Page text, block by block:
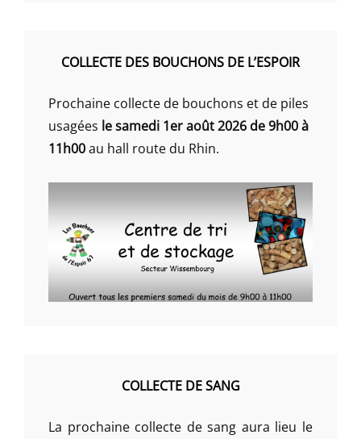
COLLECTE DES BOUCHONS DE L’ESPOIR
Prochaine collecte de bouchons et de piles
usagées le samedi 1er août 2026 de 9h00 à
11h00au hall route du Rhin.
COLLECTE DE SANG
La prochaine collecte de sang aura lieu le